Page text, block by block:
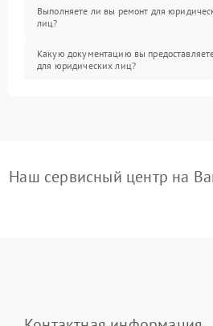
Выполняете ли вы ремонт для
лиц?
Какую документацию вы
для юридических лиц?
Наш сервисный центр на